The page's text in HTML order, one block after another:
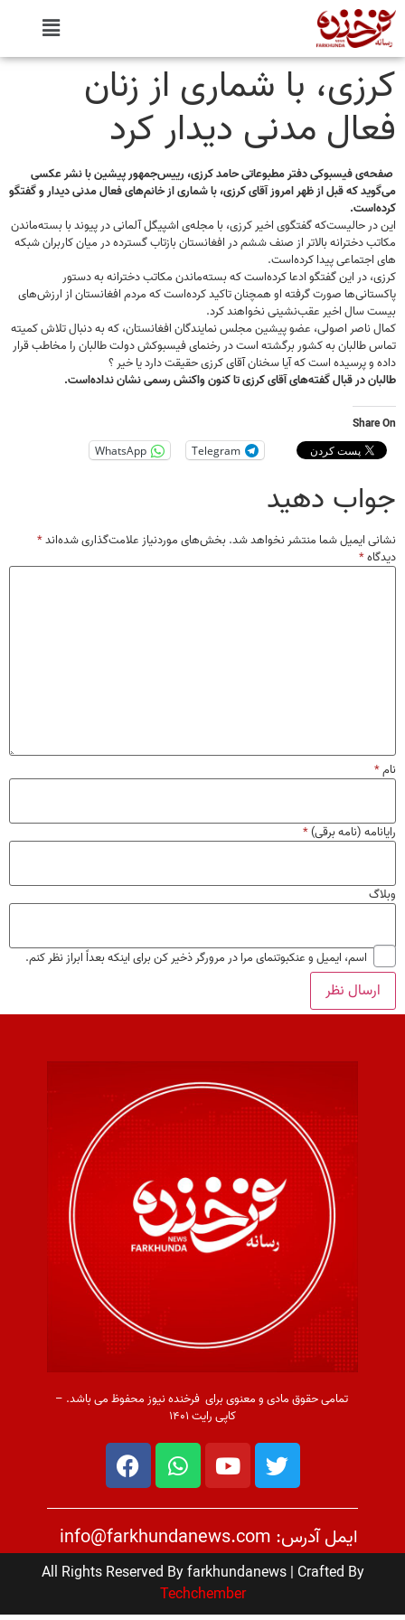
کرزی، با شماری از زنان
فعال مدنی دیدار کرد
صفحه‌ی فیسبوکی دفتر مطبوعاتی حامد کرزی، رییس‌جمهور پیشین با نشر عکسی
می‌گوید که قبل از ظهر امروز آقای کرزی، با شماری از خانم‌های فعال مدنی دیدار و گفتگو
کرده‌است.
این در حالیست‌که گفتگوی اخیر کرزی، با مجله‌ی اشپیگل آلمانی در پیوند با بسته‌ماندن
مکاتب دخترانه بالاتر از صنف ششم در افغانستان بازتاب گسترده در میان کاربران شبکه
های اجتماعی پیدا کرده‌است.
کرزی، در این گفتگو ادعا کرده‌است که بسته‌ماندن مکاتب دخترانه به دستور
پاکستانی‌ها صورت گرفته او همچنان تاکید کرده‌است که مردم افغانستان از ارزش‌های
بیست سال اخیر عقب‌نشینی نخواهند کرد.
کمال ناصر اصولی، عضو پیشین مجلس نمایندگان افغانستان، که به دنبال تلاش کمیته
تماس طالبان به کشور برگشته است در رخنمای فیسبوکش دولت طالبان را مخاطب قرار
داده و پرسیده است که آیا سخنان آقای کرزی حقیقت دارد یا خیر ؟
طالبان در قبال گفته‌های آقای کرزی تا کنون واکنش رسمی نشان نداده‌است.
Share On
Telegram
WhatsApp
جواب دهید
نشانی ایمیل شما منتشر نخواهد شد.بخش‌های موردنیاز علامت‌گذاری شده‌اند*
دیدگاه*
نام*
رایانامه (نامه برقی)*
وبلاگ
اسم، ایمیل و عنکبوتنمای مرا در مرورگر ذخیر کن برای اینکه بعداً ابراز نظر کنم.
تمامی حقوق مادی و معنوی برای فرخنده نیوز محفوظ می باشد. –
کاپی رایت ۱۴۰۱
ایمل آدرس: info@farkhundanews.com
All Rights Reserved By farkhundanews | Crafted By
Techchember